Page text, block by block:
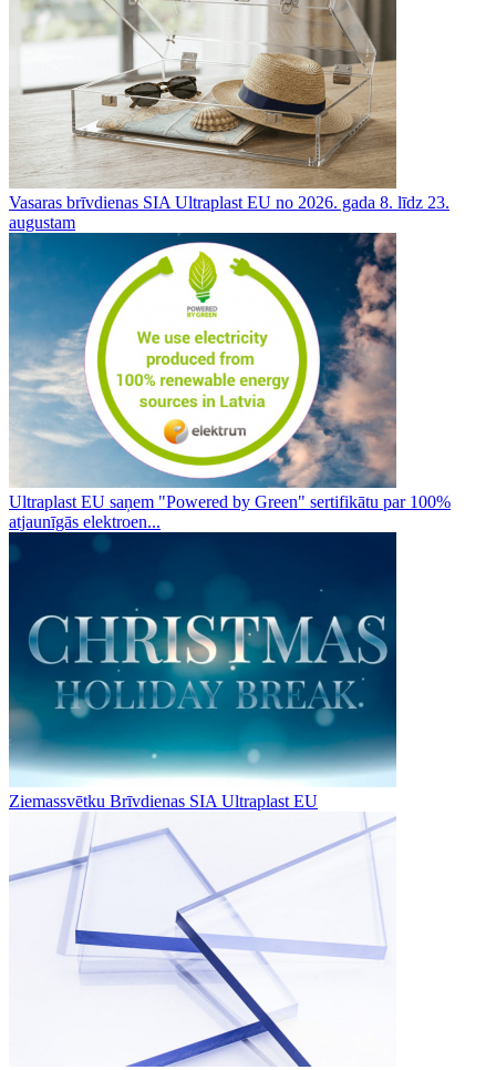
Vasaras brīvdienas SIA Ultraplast EU no 2026. gada 8. līdz 23.
augustam
Ultraplast EU saņem "Powered by Green" sertifikātu par 100%
atjaunīgās elektroen...
Ziemassvētku Brīvdienas SIA Ultraplast EU